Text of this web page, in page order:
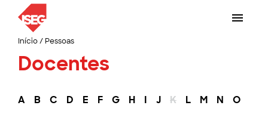
Início/ Pessoas
Docentes
A B C D E F G H I J K L M N O